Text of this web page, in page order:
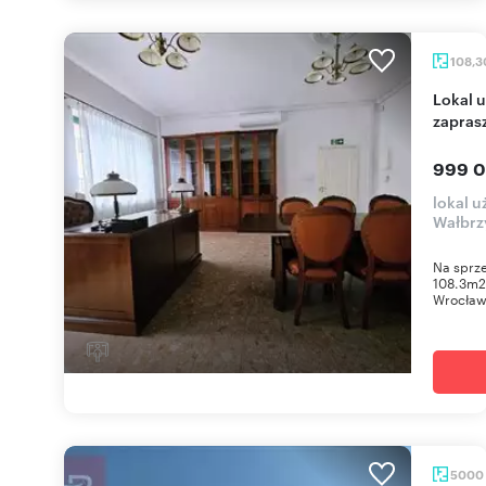
Lokal użytkowy 108m² z parkingiem i klimatem
999
lokal
Na
5000